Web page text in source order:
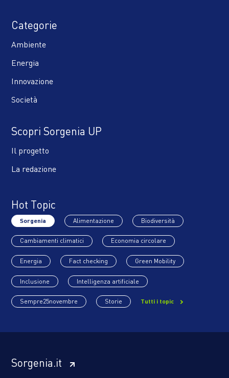
Categorie
Ambiente
Energia
Innovazione
Società
Scopri Sorgenia UP
Il progetto
La redazione
Hot Topic
Sorgenia Alimentazione Biodiversità
Cambiamenti climatici Economia circolare
Energia Fact checking Green Mobility
Inclusione Intelligenza artificiale
Sempre25novembre Storie Tutti i topic
Sorgenia.it